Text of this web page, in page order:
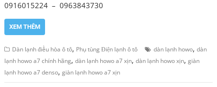
0916015224 – 0963843730
XEM THÊM
Dàn lạnh điều hòa ô tô, Phụ tùng Điện lạnh ô tô dàn lạnh howo,dàn
lạnh howo a7 chính hãng,dàn lạnh howo a7 xịn,dàn lạnh howo xịn,giàn
lạnh howo a7 denso,giàn lạnh howo a7 xịn